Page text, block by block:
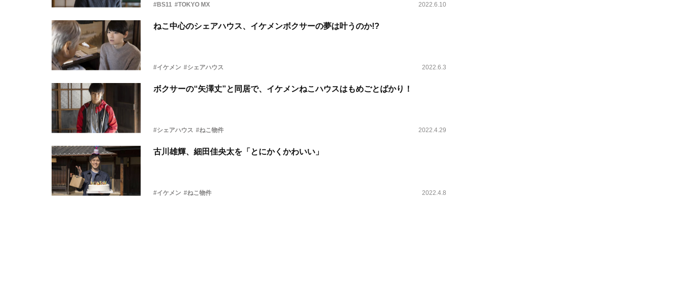
#BS11 #TOKYO MX 2022.6.10
ねこ中心のシェアハウス、イケメンボクサーの夢は叶うのか!?
#イケメン #シェアハウス 2022.6.3
ボクサーの“矢澤丈”と同居で、イケメンねこハウスはもめごとばかり！
#シェアハウス #ねこ物件 2022.4.29
古川雄輝、細田佳央太を「とにかくかわいい」
#イケメン #ねこ物件 2022.4.8